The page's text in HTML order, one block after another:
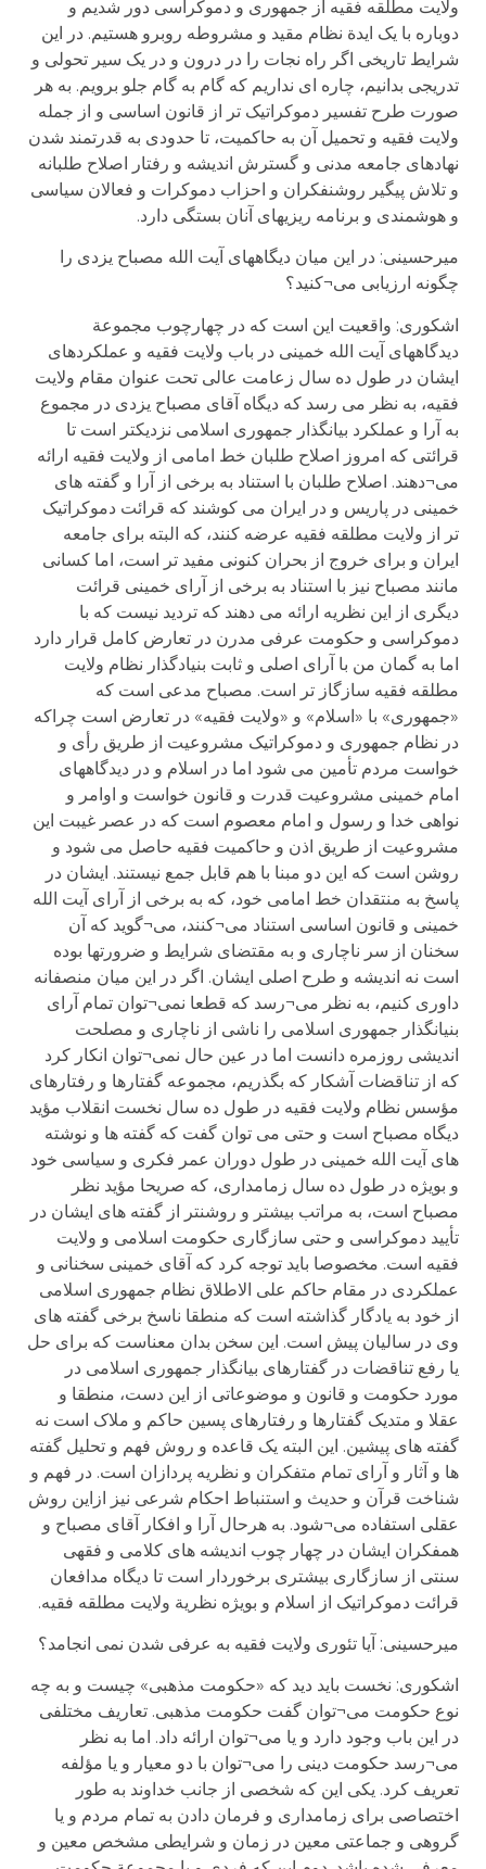
ولایت مطلقه فقیه از جمهوری و دموکراسی دور شدیم و
دوباره با یک ایدة نظام مقید و مشروطه روبرو هستیم. در این
شرایط تاریخی اگر راه نجات را در درون و در یک سیر تحولی و
تدریجی بدانیم، چاره ای نداریم که گام به گام جلو برویم. به هر
صورت طرح تفسیر دموکراتیک تر از قانون اساسی و از جمله
ولایت فقیه و تحمیل آن به حاکمیت، تا حدودی به قدرتمند شدن
نهادهای جامعه مدنی و گسترش اندیشه و رفتار اصلاح طلبانه
و تلاش پیگیر روشنفکران و احزاب دموکرات و فعالان سیاسی
و هوشمندی و برنامه ریزیهای آنان بستگی دارد.
میرحسینی: در این میان دیگاههای آیت الله مصباح یزدی را
چگونه ارزیابی می¬کنید؟
اشکوری: واقعیت این است که در چهارچوب مجموعة
دیدگاههای آیت الله خمینی در باب ولایت فقیه و عملکردهای
ایشان در طول ده سال زعامت عالی تحت عنوان مقام ولایت
فقیه، به نظر می رسد که دیگاه آقای مصباح یزدی در مجموع
به آرا و عملکرد بیانگذار جمهوری اسلامی نزدیکتر است تا
قرائتی که امروز اصلاح طلبان خط امامی از ولایت فقیه ارائه
می¬دهند. اصلاح طلبان با استناد به برخی از آرا و گفته های
خمینی در پاریس و در ایران می کوشند که قرائت دموکراتیک
تر از ولایت مطلقه فقیه عرضه کنند، که البته برای جامعه
ایران و برای خروج از بحران کنونی مفید تر است، اما کسانی
مانند مصباح نیز با استناد به برخی از آرای خمینی قرائت
دیگری از این نظریه ارائه می دهند که تردید نیست که با
دموکراسی و حکومت عرفی مدرن در تعارض کامل قرار دارد
اما به گمان من با آرای اصلی و ثابت بنیادگذار نظام ولایت
مطلقه فقیه سازگاز تر است. مصباح مدعی است که
«جمهوری» با «اسلام» و «ولایت فقیه» در تعارض است چراکه
در نظام جمهوری و دموکراتیک مشروعیت از طریق رأی و
خواست مردم تأمین می شود اما در اسلام و در دیدگاههای
امام خمینی مشروعیت قدرت و قانون خواست و اوامر و
نواهی خدا و رسول و امام معصوم است که در عصر غیبت این
مشروعیت از طریق اذن و حاکمیت فقیه حاصل می شود و
روشن است که این دو مبنا با هم قابل جمع نیستند. ایشان در
پاسخ به منتقدان خط امامی خود، که به برخی از آرای آیت الله
خمینی و قانون اساسی استناد می¬کنند، می¬گوید که آن
سخنان از سر ناچاری و به مقتضای شرایط و ضرورتها بوده
است نه اندیشه و طرح اصلی ایشان. اگر در این میان منصفانه
داوری کنیم، به نظر می¬رسد که قطعا نمی¬توان تمام آرای
بنیانگذار جمهوری اسلامی را ناشی از ناچاری و مصلحت
اندیشی روزمره دانست اما در عین حال نمی¬توان انکار کرد
که از تناقضات آشکار که بگذریم، مجموعه گفتارها و رفتارهای
مؤسس نظام ولایت فقیه در طول ده سال نخست انقلاب مؤید
دیگاه مصباح است و حتی می توان گفت که گفته ها و نوشته
های آیت الله خمینی در طول دوران عمر فکری و سیاسی خود
و بویژه در طول ده سال زمامداری، که صریحا مؤید نظر
مصباح است، به مراتب بیشتر و روشنتر از گفته های ایشان در
تأیید دموکراسی و حتی سازگاری حکومت اسلامی و ولایت
فقیه است. مخصوصا باید توجه کرد که آقای خمینی سخنانی و
عملکردی در مقام حاکم علی الاطلاق نظام جمهوری اسلامی
از خود به یادگار گذاشته است که منطقا ناسخ برخی گفته های
وی در سالیان پیش است. این سخن بدان معناست که برای حل
یا رفع تناقضات در گفتارهای بیانگذار جمهوری اسلامی در
مورد حکومت و قانون و موضوعاتی از این دست، منطقا و
عقلا و متدیک گفتارها و رفتارهای پسین حاکم و ملاک است نه
گفته های پیشین. این البته یک قاعده و روش فهم و تحلیل گفته
ها و آثار و آرای تمام متفکران و نظریه پردازان است. در فهم و
شناخت قرآن و حدیث و استنباط احکام شرعی نیز ازاین روش
عقلی استفاده می¬شود. به هرحال آرا و افکار آقای مصباح و
همفکران ایشان در چهار چوب اندیشه های کلامی و فقهی
سنتی از سازگاری بیشتری برخوردار است تا دیگاه مدافعان
قرائت دموکراتیک از اسلام و بویژه نظریة ولایت مطلقه فقیه.
میرحسینی: آیا تئوری ولایت فقیه به عرفی شدن نمی انجامد؟
اشکوری: نخست باید دید که «حکومت مذهبی» چیست و به چه
نوع حکومت می¬توان گفت حکومت مذهبی. تعاریف مختلفی
در این باب وجود دارد و یا می¬توان ارائه داد. اما به نظر
می¬رسد حکومت دینی را می¬توان با دو معیار و یا مؤلفه
تعریف کرد. یکی این که شخصی از جانب خداوند به طور
اختصاصی برای زمامداری و فرمان دادن به تمام مردم و یا
گروهی و جماعتی معین در زمان و شرایطی مشخص معین و